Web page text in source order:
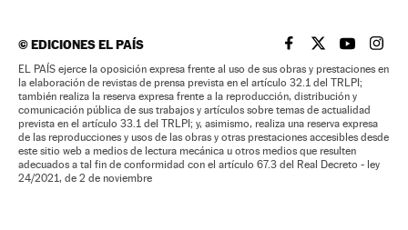
©EDICIONES EL PAÍS EL PAÍS BRASIL EN
EL PAÍSEL PAÍS
EL
EL PAÍS ejerce la oposición expresa frente al uso de sus obras y prestaciones en
la elaboración de revistas de prensa prevista en el artículo 32.1 del TRLPI;
también realiza la reserva expresa frente a la reproducción, distribución y
comunicación pública de sus trabajos y artículos sobre temas de actualidad
prevista en el artículo 33.1 del TRLPI; y, asimismo, realiza una reserva expresa
de las reproducciones y usos de las obras y otras prestaciones accesibles desde
este sitio web a medios de lectura mecánica u otros medios que resulten
adecuados a tal fin de conformidad con el artículo 67.3 del Real Decreto - ley
24/2021, de 2 de noviembre